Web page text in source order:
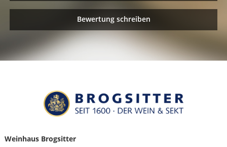
Bewertung schreiben
Weinhaus Brogsitter